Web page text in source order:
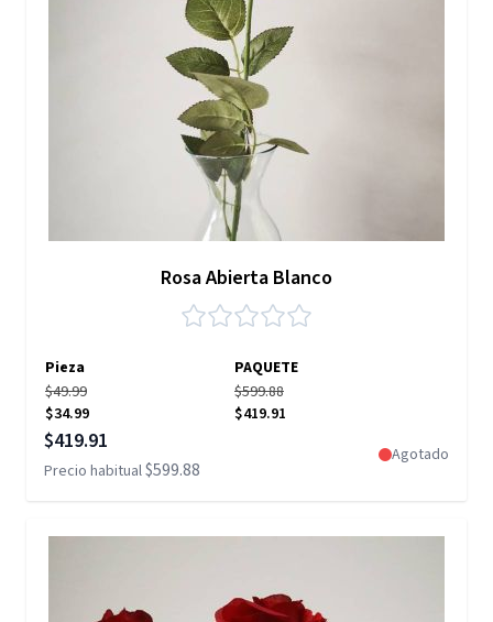
Rosa Abierta Blanco
Pieza
PAQUETE
$49.99
$34.99
$599.88
$419.91
Precio especial
$419.91
Precio habitual$599.88
Agotado